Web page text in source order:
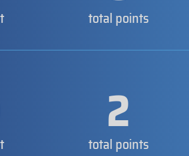
total points
2
total points